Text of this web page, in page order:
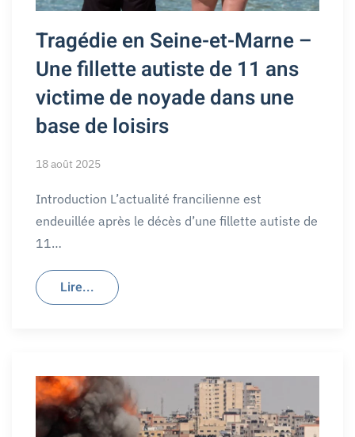
Tragédie en Seine-et-Marne –
Une fillette autiste de 11 ans
victime de noyade dans une
base de loisirs
18 août 2025
Introduction L’actualité francilienne est
endeuillée après le décès d’une fillette autiste de
11…
Lire...